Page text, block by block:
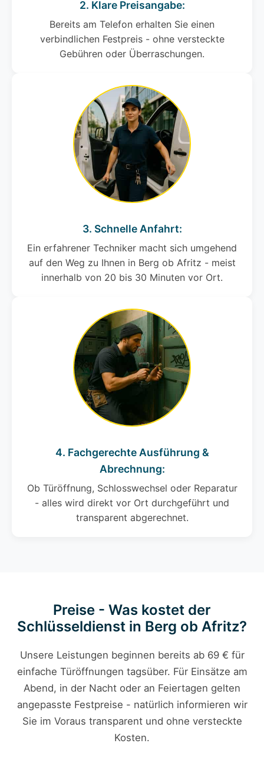
2. Klare Preisangabe:
Bereits am Telefon erhalten Sie einen
verbindlichen Festpreis - ohne versteckte
Gebühren oder Überraschungen.
3. Schnelle Anfahrt:
Ein erfahrener Techniker macht sich umgehend
auf den Weg zu Ihnen in Berg ob Afritz - meist
innerhalb von 20 bis 30 Minuten vor Ort.
4. Fachgerechte Ausführung &
Abrechnung:
Ob Türöffnung, Schlosswechsel oder Reparatur
- alles wird direkt vor Ort durchgeführt und
transparent abgerechnet.
Preise - Was kostet der
Schlüsseldienst in Berg ob Afritz?
Unsere Leistungen beginnen bereits ab 69 € für
einfache Türöffnungen tagsüber. Für Einsätze am
Abend, in der Nacht oder an Feiertagen gelten
angepasste Festpreise - natürlich informieren wir
Sie im Voraus transparent und ohne versteckte
Kosten.